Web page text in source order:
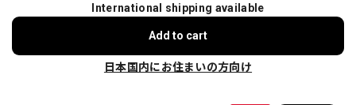
International shipping available
Add to cart
日本国内にお住まいの方向け